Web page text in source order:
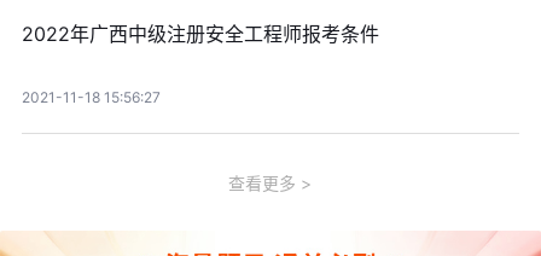
2022年广西中级注册安全工程师报考条件
2021-11-18 15:56:27
查看更多